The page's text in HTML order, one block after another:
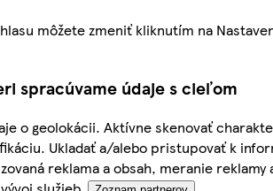
môžete zmeniť kliknutím na
spracúvame údaje s cieľom
o geolokácii. Aktívne skenovať
Ukladať a/alebo pristupovať k
reklama a obsah, meranie reklamy